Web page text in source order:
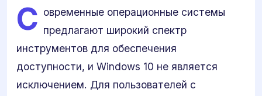
С овременные операционные системы
предлагают широкий спектр
инструментов для обеспечения
доступности, и Windows 10 не является
исключением. Для пользователей с